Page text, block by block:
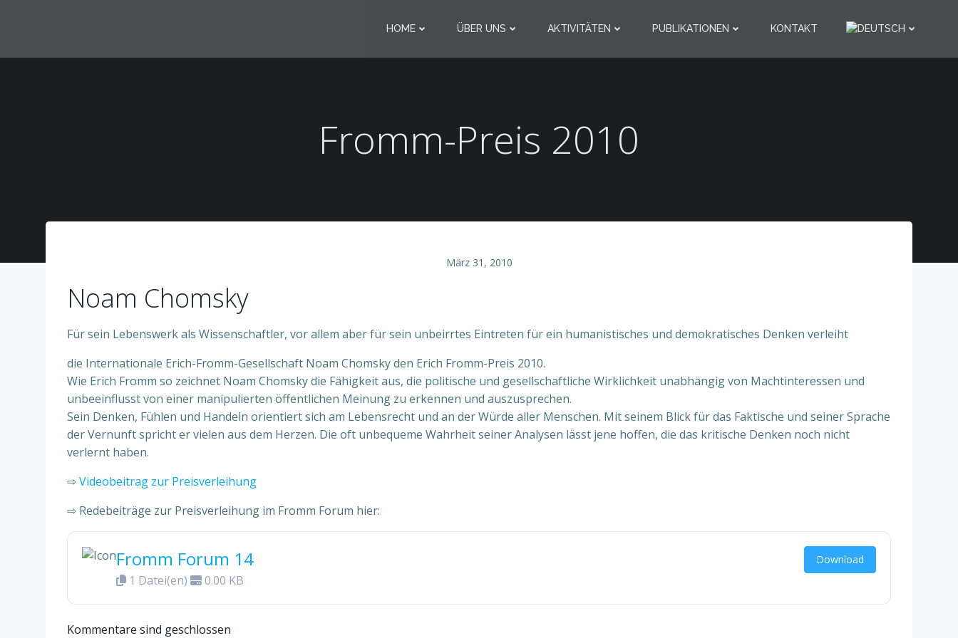
HOME ÜBER UNS AKTIVITÄTEN PUBLIKATIONEN KONTAKT
Fromm-Preis 2010
März 31, 2010
Noam Chomsky
Für sein Lebenswerk als Wissenschaftler, vor allem aber für sein unbeirrtes Eintreten für ein humanistisches und demokratisches Denken verleiht
die Internationale Erich-Fromm-Gesellschaft Noam Chomsky den Erich Fromm-Preis 2010.
Wie Erich Fromm so zeichnet Noam Chomsky die Fähigkeit aus, die politische und gesellschaftliche Wirklichkeit unabhängig von Machtinteressen und
unbeeinflusst von einer manipulierten öffentlichen Meinung zu erkennen und auszusprechen.
Sein Denken, Fühlen und Handeln orientiert sich am Lebensrecht und an der Würde aller Menschen. Mit seinem Blick für das Faktische und seiner Sprache
der Vernunft spricht er vielen aus dem Herzen. Die oft unbequeme Wahrheit seiner Analysen lässt jene hoffen, die das kritische Denken noch nicht
verlernt haben.
⇨Videobeitrag zur Preisverleihung
⇨ Redebeiträge zur Preisverleihung im Fromm Forum hier:
Fromm Forum 14
1 Datei(en) 0.00 KB
Download
Kommentare sind geschlossen